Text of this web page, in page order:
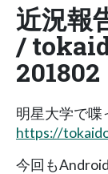
近況報
/
201802
明星大学で喋
https://
今回も